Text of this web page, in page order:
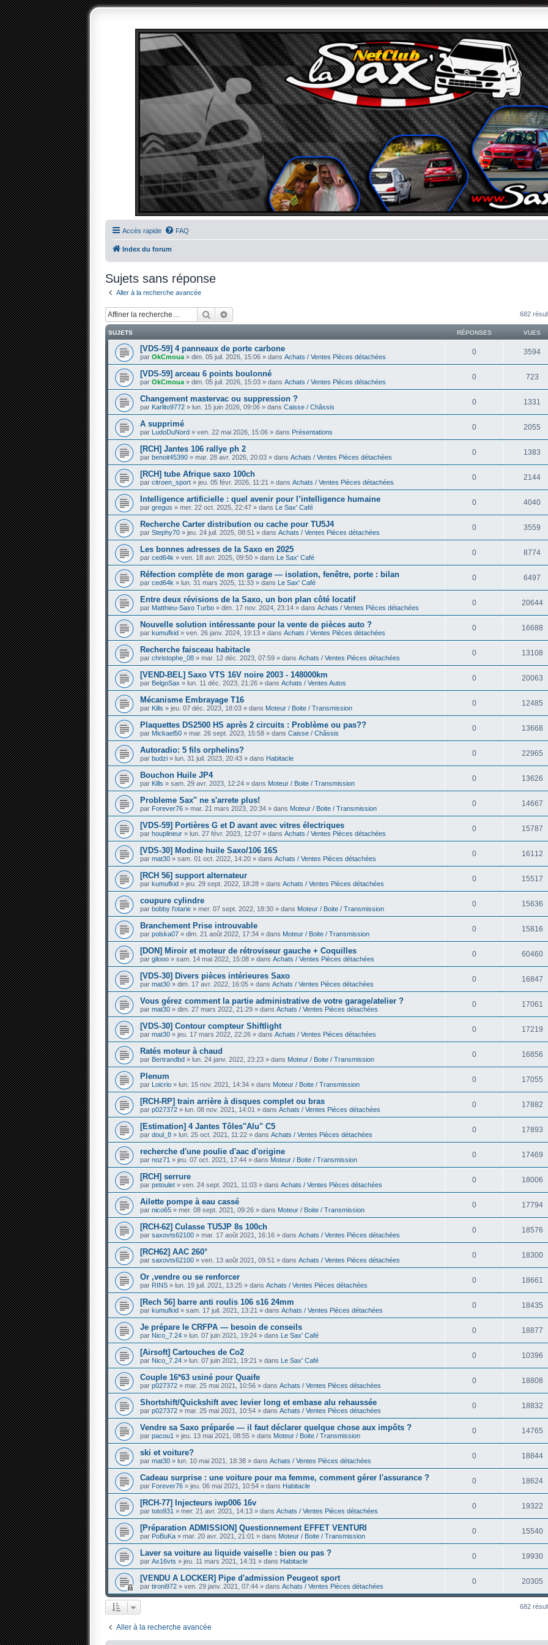
Accès rapide FAQ
Index du forum
Sujets sans réponse
Aller à la recherche avancée
Rechercher 682
SUJETS RÉPONSES VUES
[VDS-59] 4 panneaux de porte carbone
par OkCmoua » dim. 05 juil. 2026, 15:06 » dans Achats / Ventes Pièces détachées
0 3594
[VDS-59] arceau 6 points boulonné
par OkCmoua » dim. 05 juil. 2026, 15:03 » dans Achats / Ventes Pièces détachées
0 723
Changement mastervac ou suppression ?
par Karlito9772 » lun. 15 juin 2026, 09:06 » dans Caisse / Châssis
0 1331
A supprimé
par LudoDuNord » ven. 22 mai 2026, 15:06 » dans Présentations
0 2055
[RCH] Jantes 106 rallye ph 2
par benoit45390 » mar. 28 avr. 2026, 20:03 » dans Achats / Ventes Pièces détachées
0 1383
[RCH] tube Afrique saxo 100ch
par citroen_sport » jeu. 05 févr. 2026, 11:21 » dans Achats / Ventes Pièces détachées
0 2144
Intelligence artificielle : quel avenir pour l’intelligence humaine
par gregus » mer. 22 oct. 2025, 22:47 » dans Le Sax' Café
0 4040
Recherche Carter distribution ou cache pour TU5J4
par Stephy70 » jeu. 24 juil. 2025, 08:51 » dans Achats / Ventes Pièces détachées
0 3559
Les bonnes adresses de la Saxo en 2025
par ced64k » ven. 18 avr. 2025, 09:50 » dans Le Sax' Café
0 8774
Réfection complète de mon garage — isolation, fenêtre, porte : bilan
par ced64k » lun. 31 mars 2025, 11:33 » dans Le Sax' Café
0 6497
Entre deux révisions de la Saxo, un bon plan côté locatif
par Matthieu-Saxo Turbo » dim. 17 nov. 2024, 23:14 » dans Achats / Ventes Pièces détachées
0 20644
Nouvelle solution intéressante pour la vente de pièces auto ?
par kumufkid » ven. 26 janv. 2024, 19:13 » dans Achats / Ventes Pièces détachées
0 16688
Recherche faisceau habitacle
par christophe_08 » mar. 12 déc. 2023, 07:59 » dans Achats / Ventes Pièces détachées
0 13108
[VEND-BEL] Saxo VTS 16V noire 2003 - 148000km
par BelgoSax » lun. 11 déc. 2023, 21:26 » dans Achats / Ventes Autos
0 20063
Mécanisme Embrayage T16
par Kills » jeu. 07 déc. 2023, 18:03 » dans Moteur / Boite / Transmission
0 12485
Plaquettes DS2500 HS après 2 circuits : Problème ou pas??
par Mickael50 » mar. 26 sept. 2023, 15:58 » dans Caisse / Châssis
0 13668
Autoradio: 5 fils orphelins?
par budzi » lun. 31 juil. 2023, 20:43 » dans Habitacle
0 22965
Bouchon Huile JP4
par Kills » sam. 29 avr. 2023, 12:24 » dans Moteur / Boite / Transmission
0 13626
Probleme Sax" ne s'arrete plus!
par Forever76 » mar. 21 mars 2023, 20:34 » dans Moteur / Boite / Transmission
0 14667
[VDS-59] Portières G et D avant avec vitres électriques
par houplineur » lun. 27 févr. 2023, 12:07 » dans Achats / Ventes Pièces détachées
0 15787
[VDS-30] Modine huile Saxo/106 16S
par mat30 » sam. 01 oct. 2022, 14:20 » dans Achats / Ventes Pièces détachées
0 16112
[RCH 56] support alternateur
par kumufkid » jeu. 29 sept. 2022, 18:28 » dans Achats / Ventes Pièces détachées
0 15517
coupure cylindre
par bobby l'otarie » mer. 07 sept. 2022, 18:30 » dans Moteur / Boite / Transmission
0 15636
Branchement Prise introuvable
par polska07 » dim. 21 août 2022, 17:34 » dans Moteur / Boite / Transmission
0 15816
[DON] Miroir et moteur de rétroviseur gauche + Coquilles
par gilooo » sam. 14 mai 2022, 15:08 » dans Achats / Ventes Pièces détachées
0 60460
[VDS-30] Divers pièces intérieures Saxo
par mat30 » dim. 17 avr. 2022, 16:05 » dans Achats / Ventes Pièces détachées
0 16847
Vous gérez comment la partie administrative de votre garage/atelier ?
par mat30 » dim. 27 mars 2022, 21:29 » dans Achats / Ventes Pièces détachées
0 17061
[VDS-30] Contour compteur Shiftlight
par mat30 » jeu. 17 mars 2022, 22:26 » dans Achats / Ventes Pièces détachées
0 17219
Ratés moteur à chaud
par Bertrandbd » lun. 24 janv. 2022, 23:23 » dans Moteur / Boite / Transmission
0 16856
Plenum
par Loicrio » lun. 15 nov. 2021, 14:34 » dans Moteur / Boite / Transmission
0 17055
[RCH-RP] train arrière à disques complet ou bras
par p027372 » lun. 08 nov. 2021, 14:01 » dans Achats / Ventes Pièces détachées
0 17882
[Estimation] 4 Jantes Tôles"Alu" C5
par doul_8 » lun. 25 oct. 2021, 11:22 » dans Achats / Ventes Pièces détachées
0 17893
recherche d'une poulie d'aac d'origine
par noz71 » jeu. 07 oct. 2021, 17:44 » dans Moteur / Boite / Transmission
0 17469
[RCH] serrure
par petoulet » ven. 24 sept. 2021, 11:03 » dans Achats / Ventes Pièces détachées
0 18006
Ailette pompe à eau cassé
par nico65 » mer. 08 sept. 2021, 09:26 » dans Moteur / Boite / Transmission
0 17794
[RCH-62] Culasse TU5JP 8s 100ch
par saxovts62100 » mar. 17 août 2021, 16:16 » dans Achats / Ventes Pièces détachées
0 18576
[RCH62] AAC 260°
par saxovts62100 » ven. 13 août 2021, 09:51 » dans Achats / Ventes Pièces détachées
0 18300
Or ,vendre ou se renforcer
par RINS » lun. 19 juil. 2021, 13:25 » dans Achats / Ventes Pièces détachées
0 18661
[Rech 56] barre anti roulis 106 s16 24mm
par kumufkid » sam. 17 juil. 2021, 13:21 » dans Achats / Ventes Pièces détachées
0 18435
Je prépare le CRFPA — besoin de conseils
par Nico_7.24 » lun. 07 juin 2021, 19:24 » dans Le Sax' Café
0 18877
[Airsoft] Cartouches de Co2
par Nico_7.24 » lun. 07 juin 2021, 19:21 » dans Le Sax' Café
0 10396
Couple 16*63 usiné pour Quaife
par p027372 » mar. 25 mai 2021, 10:56 » dans Achats / Ventes Pièces détachées
0 18808
Shortshift/Quickshift avec levier long et embase alu rehaussée
par p027372 » mar. 25 mai 2021, 10:54 » dans Achats / Ventes Pièces détachées
0 18832
Vendre sa Saxo préparée — il faut déclarer quelque chose aux impôts ?
par pacou1 » jeu. 13 mai 2021, 08:55 » dans Moteur / Boite / Transmission
0 14765
ski et voiture?
par mat30 » lun. 10 mai 2021, 18:38 » dans Achats / Ventes Pièces détachées
0 18844
Cadeau surprise : une voiture pour ma femme, comment gérer l'assurance ?
par Forever76 » jeu. 06 mai 2021, 10:54 » dans Habitacle
0 18624
[RCH-77] Injecteurs iwp006 16v
par toto931 » mer. 21 avr. 2021, 14:13 » dans Achats / Ventes Pièces détachées
0 19322
[Préparation ADMISSION] Questionnement EFFET VENTURI
par PoBuKa » mar. 20 avr. 2021, 21:01 » dans Moteur / Boite / Transmission
0 15540
Laver sa voiture au liquide vaiselle : bien ou pas ?
par Ax16vts » jeu. 11 mars 2021, 14:31 » dans Habitacle
0 19930
[VENDU A LOCKER] Pipe d'admission Peugeot sport
par tironi972 » ven. 29 janv. 2021, 07:44 » dans Achats / Ventes Pièces détachées
0 20305
682
Aller à la recherche avancée